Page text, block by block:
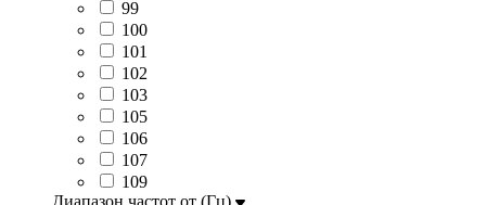
99
100
101
102
103
105
106
107
109